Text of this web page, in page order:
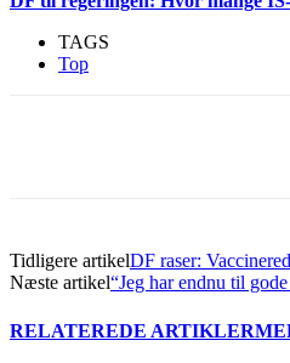
TAGS
Top
Tidligere artikelDF raser:
Næste artikel“Jeg har endnu til
RELATEREDE ARTIKLER